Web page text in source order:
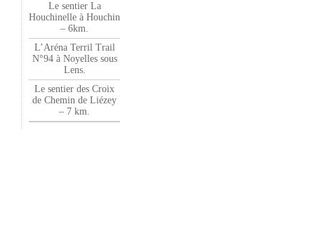
Le sentier La
Houchinelle à Houchin
– 6km.
L’Aréna Terril Trail
N°94 à Noyelles sous
Lens.
Le sentier des Croix
de Chemin de Liézey
– 7 km.